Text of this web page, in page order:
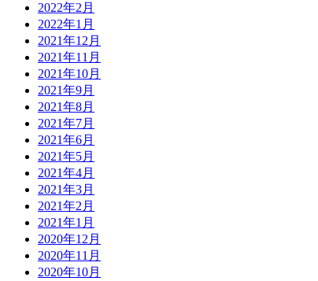
2022年2月
2022年1月
2021年12月
2021年11月
2021年10月
2021年9月
2021年8月
2021年7月
2021年6月
2021年5月
2021年4月
2021年3月
2021年2月
2021年1月
2020年12月
2020年11月
2020年10月